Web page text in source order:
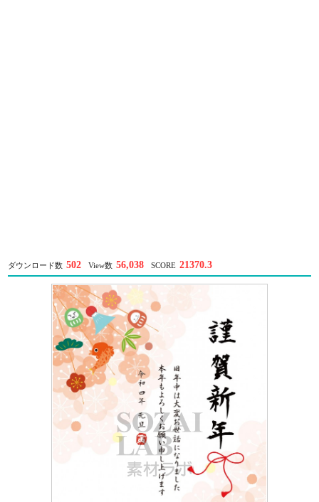
ダウンロード数 502 View数 56,038 SCORE 21370.3